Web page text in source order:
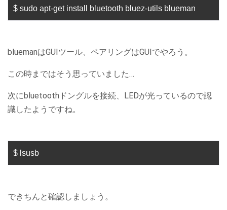
$ sudo apt-get install bluetooth bluez-utils blueman
bluemanはGUIツール、ペアリングはGUIでやろう。
この時まではそう思っていました…
次にbluetoothドングルを接続、LEDが光っているので認
識したようですね。
$ lsusb
できちんと確認しましょう。